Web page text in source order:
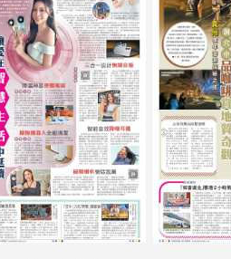
A20：
B01：
B02：科
B03：IT
B04：愛
B05：
B06：